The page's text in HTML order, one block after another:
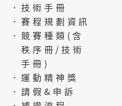
．技術手冊
．賽程規劃資訊
．競賽種類(含
秩序冊/技術
手冊)
．運動精神獎
．請假&申訴